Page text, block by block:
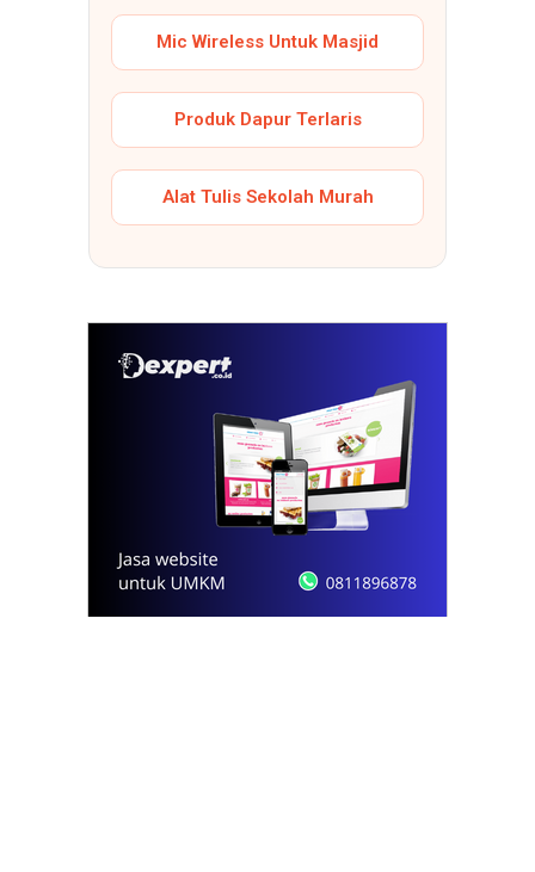
Mic Wireless Untuk Masjid
Produk Dapur Terlaris
Alat Tulis Sekolah Murah